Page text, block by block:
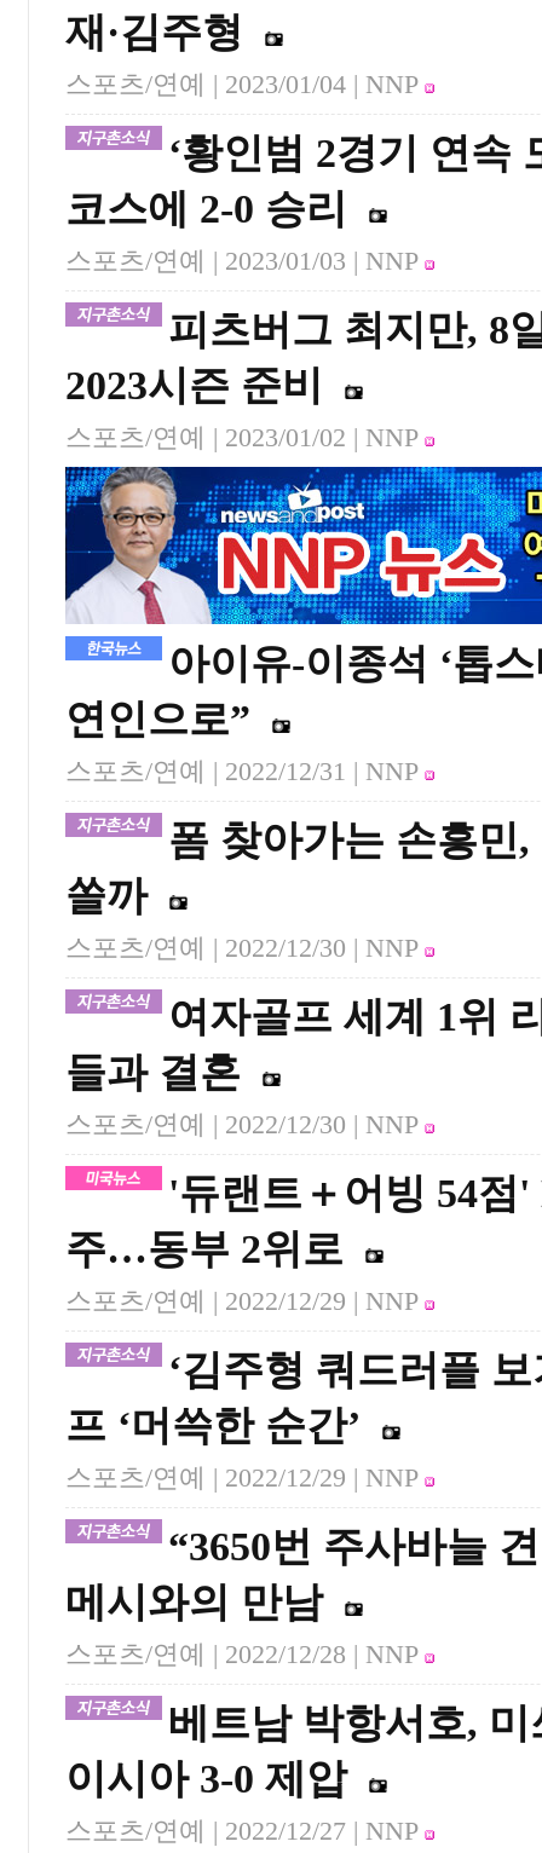
재·김주형
스포츠/연예 | 2023/01/04 | NNP
‘황인범 2경기 연속
코스에 2-0 승리
스포츠/연예 | 2023/01/03 | NNP
피츠버그 최지만, 8
2023시즌 준비
스포츠/연예 | 2023/01/02 | NNP
아이유-이종석 ‘톱
연인으로”
스포츠/연예 | 2022/12/31 | NNP
폼 찾아가는 손흥민,
쏠까
스포츠/연예 | 2022/12/30 | NNP
여자골프 세계 1위
들과 결혼
스포츠/연예 | 2022/12/30 | NNP
'듀랜트＋어빙 54점
주…동부 2위로
스포츠/연예 | 2022/12/29 | NNP
‘김주형 쿼드러플
프 ‘머쓱한 순간’
스포츠/연예 | 2022/12/29 | NNP
“3650번 주사바늘
메시와의 만남
스포츠/연예 | 2022/12/28 | NNP
베트남 박항서호,
이시아 3-0 제압
스포츠/연예 | 2022/12/27 | NNP